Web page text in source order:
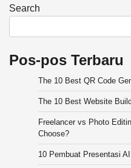
Search
Pos-pos Terbaru
The 10 Best QR Code
The 10 Best Website
Freelancer vs Photo
Choose?
10 Pembuat Presentasi